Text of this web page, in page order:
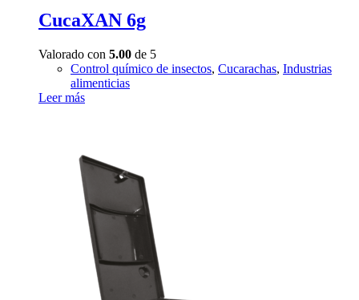
CucaXAN 6g
Valorado con 5.00 de 5
Control químico de insectos, Cucarachas, Industrias
alimenticias
Leer más